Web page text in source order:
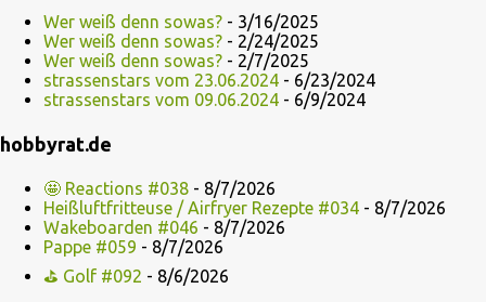
Wer weiß denn sowas? - 3/16/2025
Wer weiß denn sowas? - 2/24/2025
Wer weiß denn sowas? - 2/7/2025
strassenstars vom 23.06.2024 - 6/23/2024
strassenstars vom 09.06.2024 - 6/9/2024
hobbyrat.de
🤩 Reactions #038 - 8/7/2026
Heißluftfritteuse / Airfryer Rezepte #034 - 8/7/2026
Wakeboarden #046 - 8/7/2026
Pappe #059 - 8/7/2026
⛳ Golf #092 - 8/6/2026